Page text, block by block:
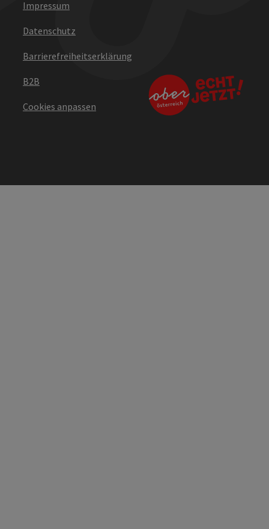
Impressum
Datenschutz
Barrierefreiheitserklärung
B2B
Cookies anpassen